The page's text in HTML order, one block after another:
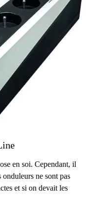
en soi. Cependant, il
ne sont pas
et si on devait les